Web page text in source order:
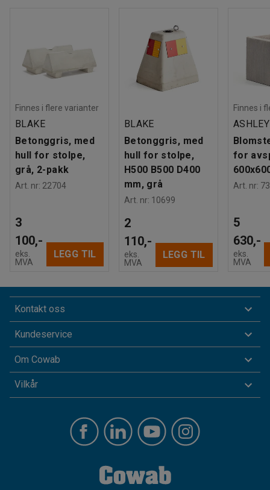
Finnes i flere varianter
BLAKE
Betonggris, med
hull for stolpe,
grå, 2-pakk
Art. nr: 22704
3
100,-
eks.
MVA
LEGG TIL
BLAKE
Betonggris, med
hull for stolpe,
H500 B500 D400
mm, grå
Art. nr: 10699
2
110,-
eks.
MVA
LEGG TIL
Finnes i
ASHLEY
for
Art. nr:
5
630,-
eks.
MVA
Kontakt oss
Kundeservice
Om Cowab
Vilkår